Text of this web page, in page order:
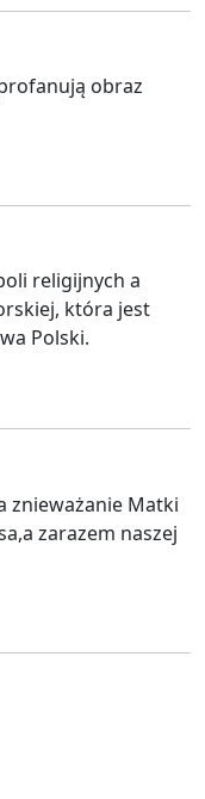
obraz
religijnych a
która jest
Polski.
znieważanie Matki
zarazem naszej